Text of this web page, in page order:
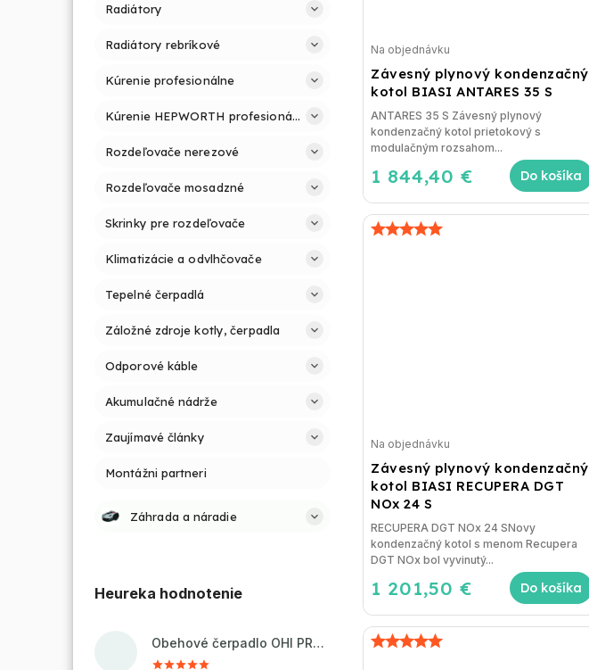
Radiátory
Radiátory rebríkové
Kúrenie profesionálne
Kúrenie HEPWORTH profesionálne a jednoducho
Rozdeľovače nerezové
Rozdeľovače mosadzné
Skrinky pre rozdeľovače
Klimatizácie a odvlhčovače
Tepelné čerpadlá
Záložné zdroje kotly, čerpadla
Odporové káble
Akumulačné nádrže
Zaujímavé články
Montážni partneri
Záhrada a náradie
Heureka hodnotenie
Obehové čerpadlo OHI PRO 32-60/180 pre kúrenie a cirkuláciu vody
Závesný plynový kondenzačný
kotol BIASI ANTARES 35 S
Na objednávku
1 844,40 € Do košíka
ANTARES 35 S Závesný plynový
kondenzačný kotol prietokový s
modulačným rozsahom...
Závesný plynový kondenzačný
kotol BIASI RECUPERA DGT
NOx 24 S
Na objednávku
1 201,50 € Do košíka
RECUPERA DGT NOx 24 SNovy
kondenzačný kotol s menom Recupera
DGT NOx bol vyvinutý...